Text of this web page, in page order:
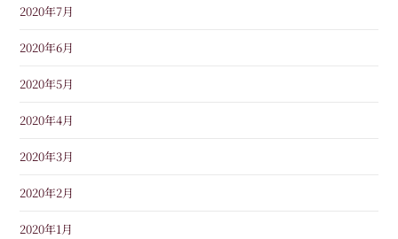
2020年7月
2020年6月
2020年5月
2020年4月
2020年3月
2020年2月
2020年1月